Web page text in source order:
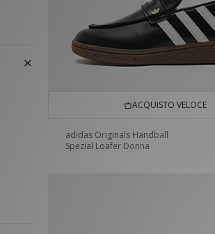
ACQUISTO VELOCE
adidas Originals Handball
Spezial Loafer Donna